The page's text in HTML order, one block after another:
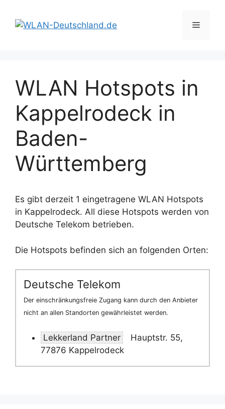
Inhalt
springen
Menü
WLAN Hotspots in
Kappelrodeck in
Baden-
Württemberg
Es gibt derzeit 1 eingetragene WLAN Hotspots
in Kappelrodeck. All diese Hotspots werden von
Deutsche Telekom betrieben.
Die Hotspots befinden sich an folgenden Orten:
Deutsche Telekom
Der einschränkungsfreie Zugang kann durch den Anbieter
nicht an allen Standorten gewährleistet werden.
Lekkerland Partner
Hauptstr. 55,
77876 Kappelrodeck